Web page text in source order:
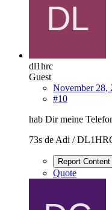
dl1hrc
Guest
November 28,
#10
hab Dir meine
73s de Adi /
Report Content
Quote